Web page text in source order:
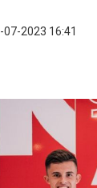
07-2023 16:41